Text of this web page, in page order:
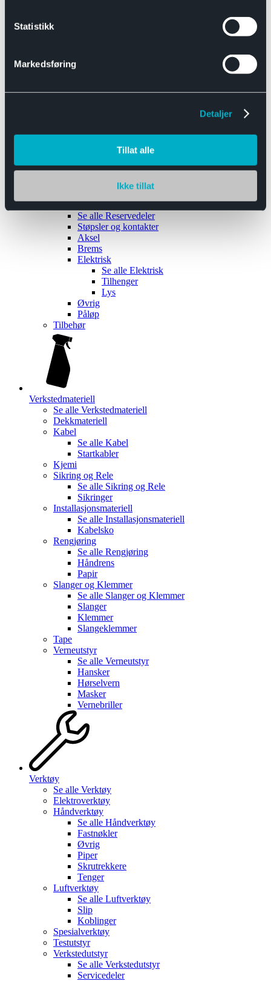
Statistikk
Markedsføring
Detaljer
Tillat alle
Ikke tillat
Båthengere
Reservedeler
Se alle Reservedeler
Støpsler og kontakter
Aksel
Brems
Elektrisk
Se alle Elektrisk
Tilhenger
Lys
Øvrig
Påløp
Tilbehør
Verkstedmateriell
Se alle Verkstedmateriell
Dekkmateriell
Kabel
Se alle Kabel
Startkabler
Kjemi
Sikring og Rele
Se alle Sikring og Rele
Sikringer
Installasjonsmateriell
Se alle Installasjonsmateriell
Kabelsko
Rengjøring
Se alle Rengjøring
Håndrens
Papir
Slanger og Klemmer
Se alle Slanger og Klemmer
Slanger
Klemmer
Slangeklemmer
Tape
Verneutstyr
Se alle Verneutstyr
Hansker
Hørselvern
Masker
Vernebriller
Verktøy
Se alle Verktøy
Elektroverktøy
Håndverktøy
Se alle Håndverktøy
Fastnøkler
Øvrig
Piper
Skrutrekkere
Tenger
Luftverktøy
Se alle Luftverktøy
Slip
Koblinger
Spesialverktøy
Testutstyr
Verkstedutstyr
Se alle Verkstedutstyr
Servicedeler